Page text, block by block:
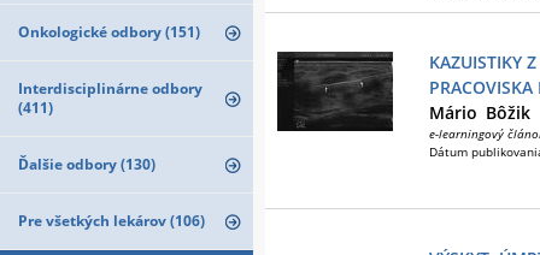
Onkologické odbory (151)
Interdisciplinárne odbory
(411)
Ďalšie odbory (130)
Pre všetkých lekárov (106)
KAZUISTIKY
Mário Bôžik
e-learningový
Dátum